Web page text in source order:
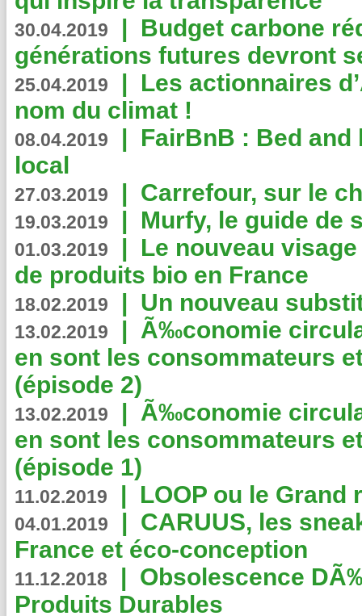
30.04.2019 | Budget carbone
générations futures devront
25.04.2019 | Les actionnaires
nom du climat !
08.04.2019 | FairBnB : Bed
local
27.03.2019 | Carrefour, sur le
19.03.2019 | Murfy, le guide de
01.03.2019 | Le nouveau
de produits bio en France
18.02.2019 | Un nouveau
13.02.2019 | Ã‰conomie
en sont les consommateurs
(épisode 2)
13.02.2019 | Ã‰conomie
en sont les consommateurs
(épisode 1)
11.02.2019 | LOOP ou le Grand
04.01.2019 | CARUUS, les
France et éco-conception
11.12.2018 | Obsolescence
Produits Durables